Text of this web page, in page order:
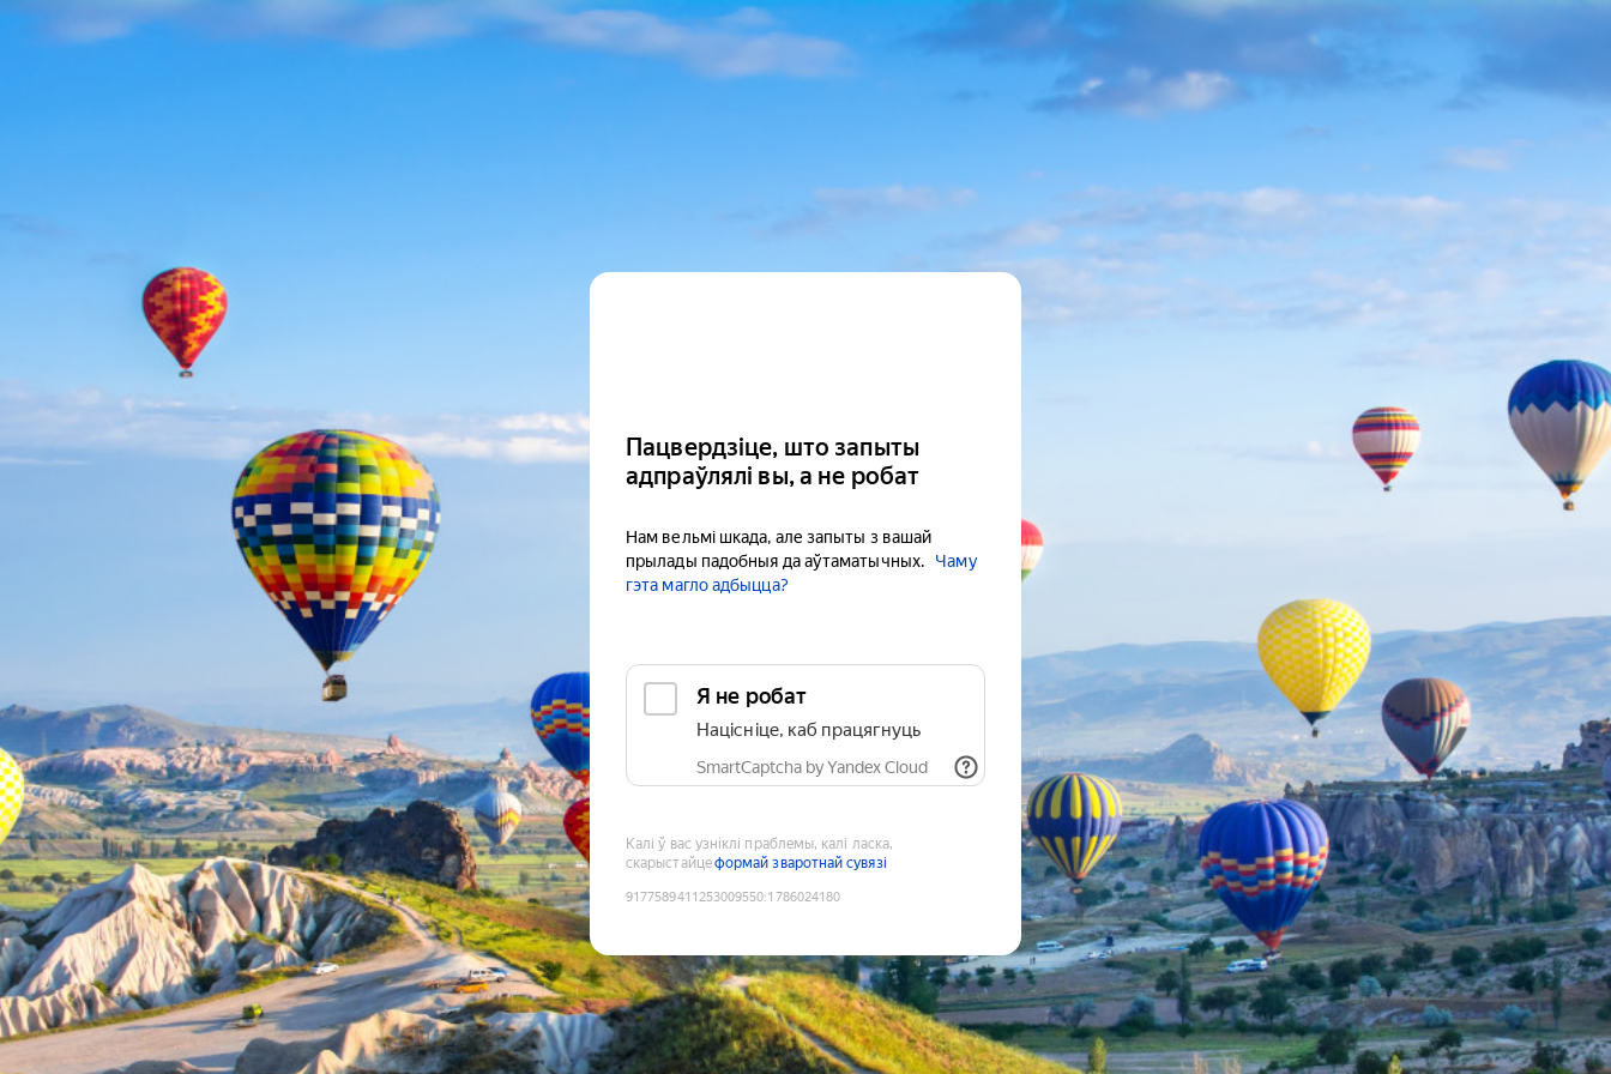
Пацвердзіце, што запыты
адпраўлялі вы, а не робат
Нам вельмі шкада, але запыты з вашай
прылады падобныя да аўтаматычных.
Чаму
гэта магло адбыцца?
Я не робат
Націсніце, каб працягнуць
SmartCaptcha by Yandex Cloud
Калі ў вас узніклі праблемы, калі ласка,
скарыстайцеформай зваротнай сувязі
9177589411253009550:1786024180